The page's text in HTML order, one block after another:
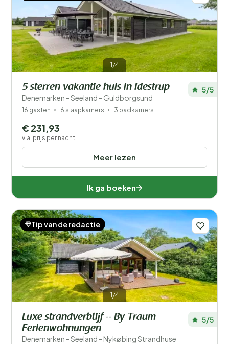
1/4
5 sterren vakantie huis in Idestrup
Denemarken - Seeland - Guldborgsund
5/5
16 gasten 6 slaapkamers 3 badkamers
Meer lezen
€ 231,93
v.a. prijs per nacht
Ik ga boeken
1/4
Tip van de redactie
Luxe strandverblijf -- By Traum
Ferienwohnungen
Denemarken - Seeland - Nykøbing Strandhuse
5/5